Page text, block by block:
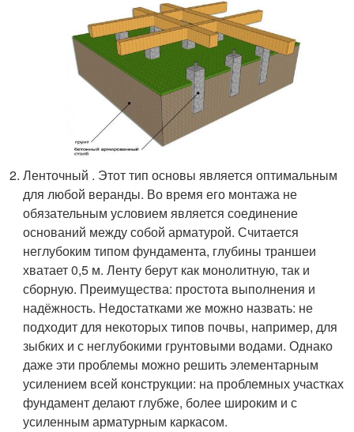
Ленточный . Этот тип основы является оптимальным
для любой веранды. Во время его монтажа не
обязательным условием является соединение
оснований между собой арматурой. Считается
неглубоким типом фундамента, глубины траншеи
хватает 0,5 м. Ленту берут как монолитную, так и
сборную. Преимущества: простота выполнения и
надёжность. Недостатками же можно назвать: не
подходит для некоторых типов почвы, например, для
зыбких и с неглубокими грунтовыми водами. Однако
даже эти проблемы можно решить элементарным
усилением всей конструкции: на проблемных участках
фундамент делают глубже, более широким и с
усиленным арматурным каркасом.